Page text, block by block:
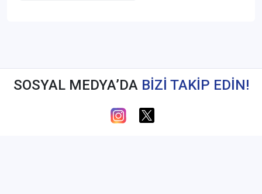
SOSYAL MEDYA’DA BİZİ TAKİP EDİN!